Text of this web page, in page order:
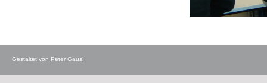
Gestaltet von Peter Gaus!